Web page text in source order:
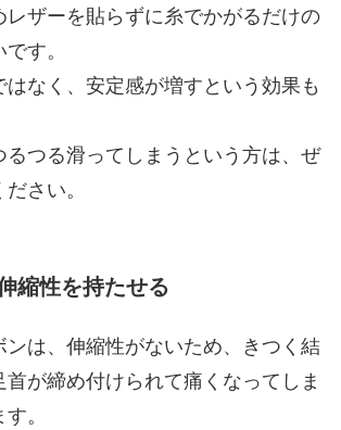
レザーを貼らずに糸でかがるだけの
す。
なく、安定感が増すという効果も
るつる滑ってしまうという方は、ぜ
さい。
縮性を持たせる
ンは、伸縮性がないため、きつく結
首が締め付けられて痛くなってしま
。